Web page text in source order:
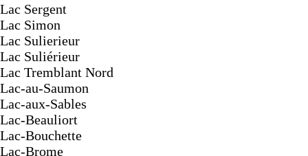
Lac Sergent
Lac Simon
Lac Sulierieur
Lac Suliérieur
Lac Tremblant Nord
Lac-au-Saumon
Lac-aux-Sables
Lac-Beauliort
Lac-Bouchette
Lac-Brome